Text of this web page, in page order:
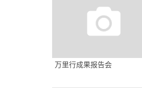
万里行成果报告会